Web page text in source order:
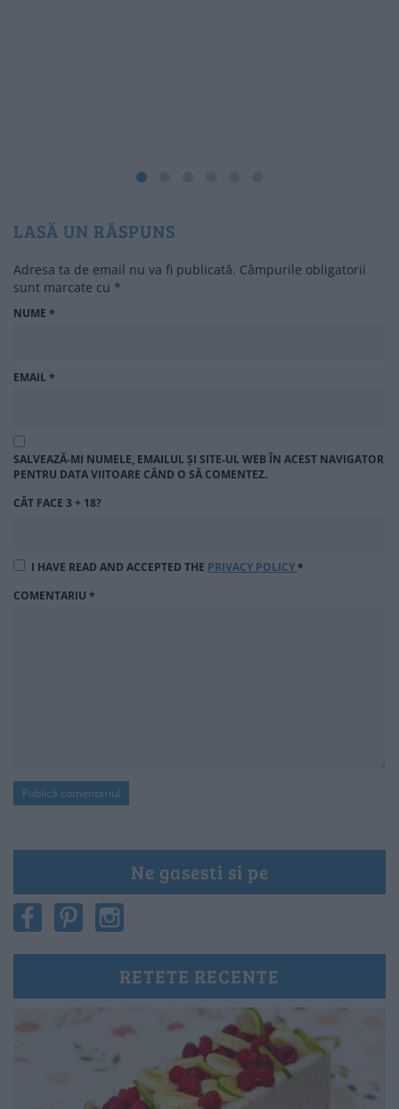
LASĂ UN RĂSPUNS
Adresa ta de email nu va fi publicată. Câmpurile obligatorii
sunt marcate cu *
NUME *
EMAIL*
SALVEAZĂ-MI NUMELE, EMAILUL ȘI SITE-UL WEB ÎN ACEST NAVIGATOR
PENTRU DATA VIITOARE CÂND O SĂ COMENTEZ.
CÂT FACE 3 + 18?
I HAVE READ AND ACCEPTED THE PRIVACY POLICY*
COMENTARIU *
Ne gasesti si pe
RETETE RECENTE